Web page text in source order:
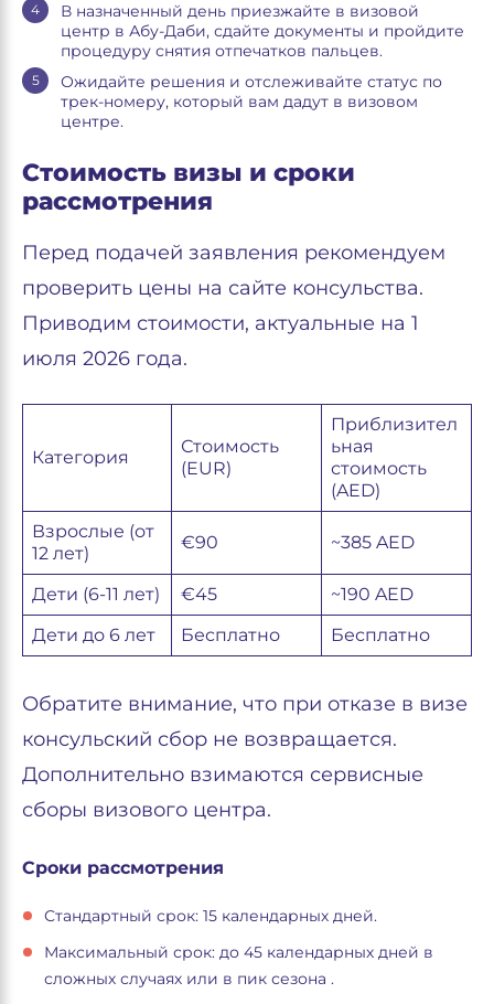
В назначенный день приезжайте в визовой
центр в Абу-Даби, сдайте документы и пройдите
процедуру снятия отпечатков пальцев.
Ожидайте решения и отслеживайте статус по
трек-номеру, который вам дадут в визовом
центре.
Стоимость визы и сроки
рассмотрения
Перед подачей заявления рекомендуем
проверить цены на сайте консульства.
Приводим стоимости, актуальные на 1
июля 2026 года.
Категория
Стоимость
(EUR)
Приблизител
ьная
стоимость
(AED)
Взрослые (от
12 лет)
€90 ~385 AED
Дети (6-11 лет) €45
~190 AED
Дети до 6 лет
Бесплатно Бесплатно
Обратите внимание, что при отказе в визе
консульский сбор не возвращается.
Дополнительно взимаются сервисные
сборы визового центра.
Сроки рассмотрения
Стандартный срок: 15 календарных дней.
Максимальный срок: до 45 календарных дней в
сложных случаях или в пик сезона .